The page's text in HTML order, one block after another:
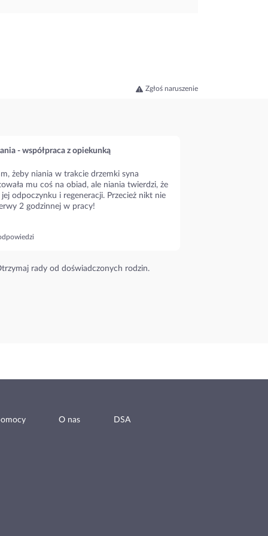
Zgłoś naruszenie
- współpraca z opiekunką
żeby niania w trakcie drzemki syna
mu coś na obiad, ale niania twierdzi, że
odpoczynku i regeneracji. Przecież nikt nie
2 godzinnej w pracy!
rady od doświadczonych rodzin.
O nas DSA